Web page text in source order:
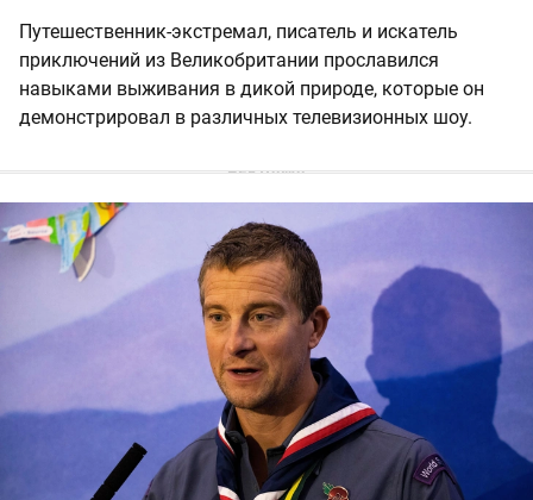
Путешественник-экстремал, писатель и искатель
приключений из Великобритании прославился
навыками выживания в дикой природе, которые он
демонстрировал в различных телевизионных шоу.